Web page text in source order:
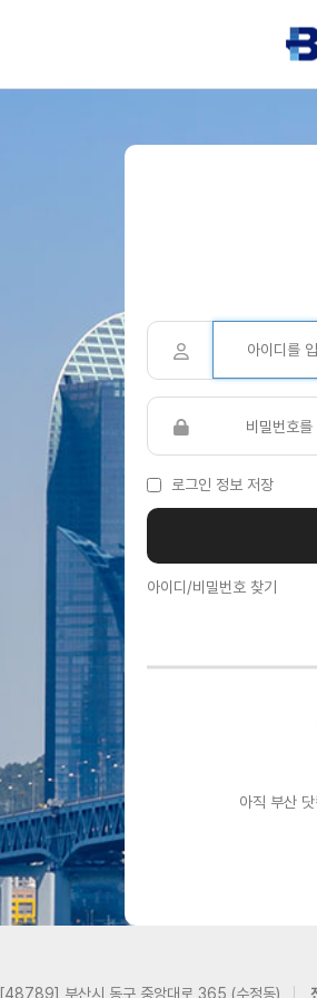
로그인 정보 저장
아이디/비밀번호 찾기
아직 부산
[48789] 부산시 동구 중앙대로 365 (수정동)